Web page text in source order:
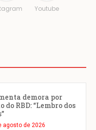
Youtube
demora por
RBD: “Lembro dos
agosto de 2026